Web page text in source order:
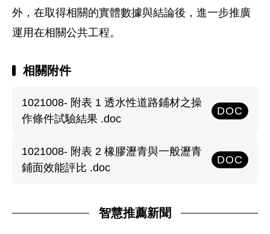
外，在取得相關的實體數據與結論後，進一步推廣
運用在相關公共工程。
相關附件
1021008- 附表 1 透水性道路鋪材之操
作條件試驗結果 .doc
DOC
1021008- 附表 2 橡膠瀝青與一般瀝青
鋪面效能評比 .doc
DOC
智慧推薦新聞